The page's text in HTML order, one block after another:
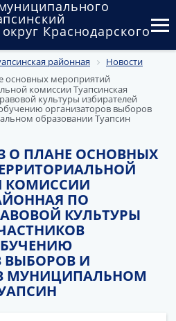
Краснодарского
контроль
обсуждения
районная
Новости
основных мероприятий
комиссии Туапсинская
культуры избирателей
организаторов выборов
образовании Туапсин
О ПЛАНЕ ОСНОВНЫХ
КОМИССИИ
ПО
КУЛЬТУРЫ
ВЫБОРОВ И
МУНИЦИПАЛЬНОМ